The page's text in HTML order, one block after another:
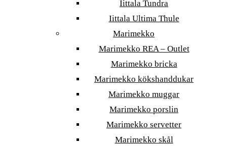
Iittala Tundra
Iittala Ultima Thule
Marimekko
Marimekko REA – Outlet
Marimekko bricka
Marimekko kökshanddukar
Marimekko muggar
Marimekko porslin
Marimekko servetter
Marimekko skål